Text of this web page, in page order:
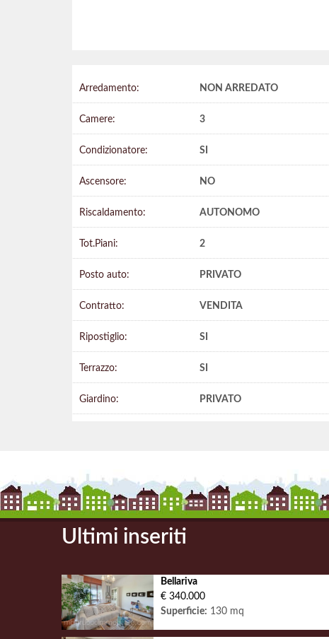
Arredamento: NON ARREDATO
Camere: 3
Condizionatore: SI
Ascensore: NO
Riscaldamento: AUTONOMO
Tot.Piani: 2
Posto auto: PRIVATO
Contratto: VENDITA
Ripostiglio: SI
Terrazzo: SI
Giardino: PRIVATO
Ultimi inseriti
Bellariva
€ 340.000
Superficie: 130 mq